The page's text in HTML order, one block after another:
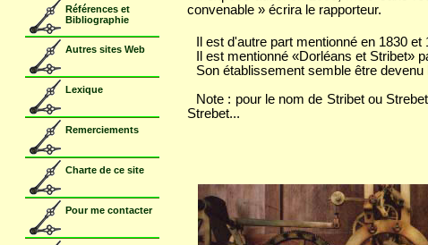
convenable » écrira le rapporteur.
Il est d'autre part mentionné en 1830
Il est mentionné «Dorléans et Stribet»
Son établissement semble être
Note : pour le nom de Stribet ou
Strebet...